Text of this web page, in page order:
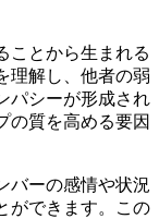
ことから生まれる
理解し、他者の弱
パシーが形成され
の質を高める要因
バーの感情や状況
ができます。この